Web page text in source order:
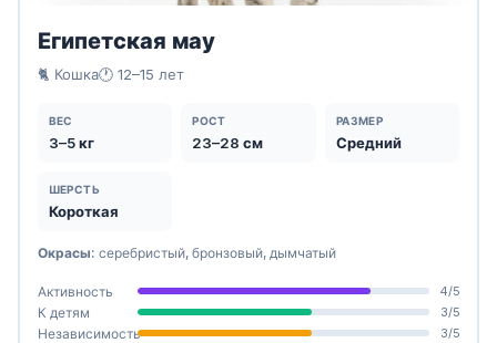
Египетская мау
🐈 Кошка🕐 12–15 лет
ВЕС
3–5 кг
РОСТ
23–28 см
РАЗМЕР
Средний
ШЕРСТЬ
Короткая
Окрасы: серебристый, бронзовый, дымчатый
Активность 4/5
К детям 3/5
Независимость 3/5